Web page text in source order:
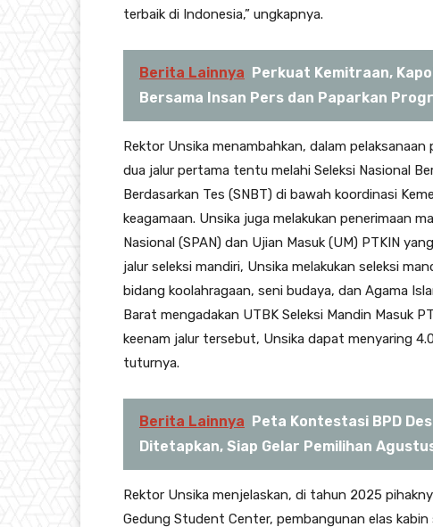
terbaik di Indonesia,” ungkapnya.
Berita Lainnya Perkuat Kemitraan,
Bersama Insan Pers dan Paparkan
Rektor Unsika menambahkan, dalam
dua jalur pertama tentu melahi Seleksi Nasional
Berdasarkan Tes (SNBT) di bawah koordinasi
keagamaan. Unsika juga melakukan penerimaan
Nasional (SPAN) dan Ujian Masuk (UM) PTKIN
jalur seleksi mandiri, Unsika melakukan seleksi
bidang koolahragaan, seni budaya, dan Agama
Barat mengadakan UTBK Seleksi Mandin Masuk
keenam jalur tersebut, Unsika dapat menyaring
tuturnya.
Berita Lainnya Peta Kontestasi BPD
Ditetapkan, Siap Gelar Pemilihan
Rektor Unsika menjelaskan, di tahun 2025
Gedung Student Center, pembangunan elas